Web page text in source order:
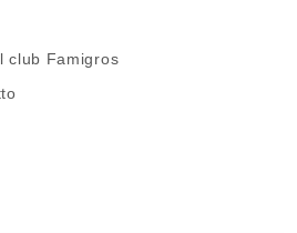
club Famigros